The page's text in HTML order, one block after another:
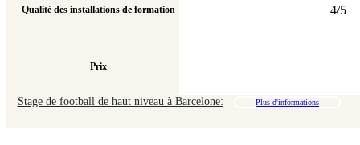
Qualité des installations de formation
Prix
4/5
Stage de football de haut niveau à Barcelone: Plus d'informations